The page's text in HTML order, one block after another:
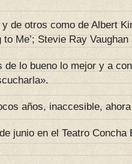
de otros como de Albert
to Me’; Stevie Ray
de lo bueno lo mejor y a
años, inaccesible,
junio en el Teatro Concha